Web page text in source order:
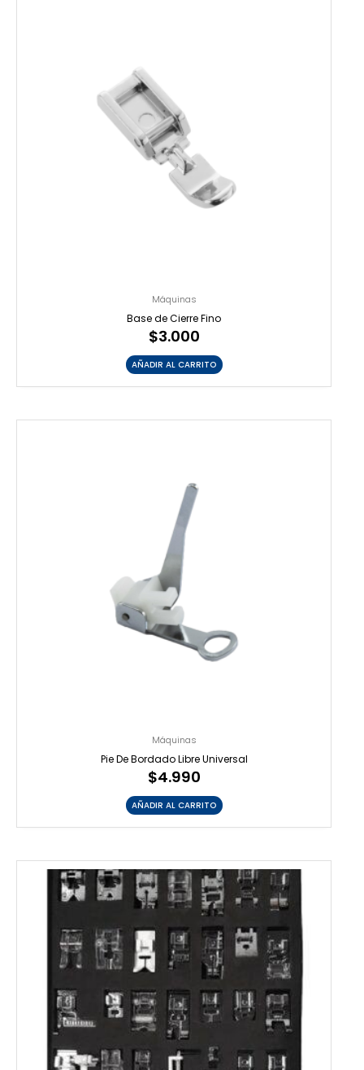
Máquinas
Base de Cierre Fino
$3.000
AÑADIR AL CARRITO
Máquinas
Pie De Bordado Libre Universal
$4.990
AÑADIR AL CARRITO